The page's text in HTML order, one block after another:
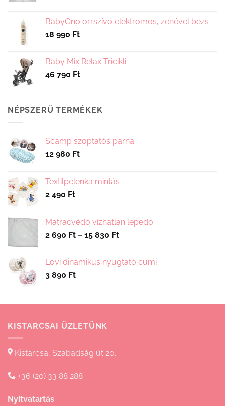
BabyOno orrszívó elektromos, zenével bézs
18 990 Ft
Baby Mix Relax Tricikli
46 790 Ft
NÉPSZERŰ TERMÉKEK
Scamp szoptatós párna
12 980 Ft
Textilpelenka mintás
2 490 Ft
Matracvédő vízhatlan lepedő
2 690 Ft – 15 830 FtÁrtartomány:
-
Lovi dinamikus nyugtató cumi
3 890 Ft
KISTARCSAI ÜZLETÜNK
Kistarcsa, Szabadság út 20.
+36 (20) 33 88 288
Nyitvatartás: